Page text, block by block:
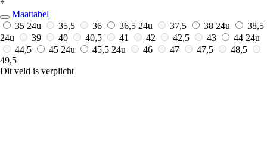
*
Maattabel
35 24u 35,5 36 36,5 24u 37,5 38 24u
38,5
24u
39 40 40,5 41 42 42,5 43 44 24u
44,5
45 24u 45,5 24u 46 47 47,5
48,5
49,5
Dit veld is verplicht